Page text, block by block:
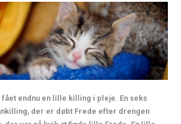
fået endnu en lille killing i pleje. En seks
der er døbt Frede efter drengen